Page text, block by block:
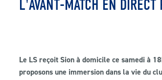
L'AVANT-MATCH EN
Le LS reçoit Sion à domicile ce samedi à
proposons une immersion dans la vie du